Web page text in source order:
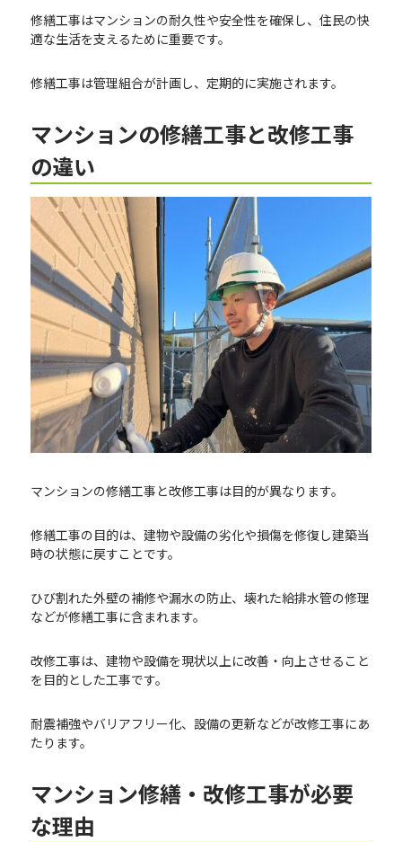
修繕工事はマンションの耐久性や安全性を確保し、住民の快
適な生活を支えるために重要です。
修繕工事は管理組合が計画し、定期的に実施されます。
マンションの修繕工事と改修工事
の違い
マンションの修繕工事と改修工事は目的が異なります。
修繕工事の目的は、建物や設備の劣化や損傷を修復し建築当
時の状態に戻すことです。
ひび割れた外壁の補修や漏水の防止、壊れた給排水管の修理
などが修繕工事に含まれます。
改修工事は、建物や設備を現状以上に改善・向上させること
を目的とした工事です。
耐震補強やバリアフリー化、設備の更新などが改修工事にあ
たります。
マンション修繕・改修工事が必要
な理由